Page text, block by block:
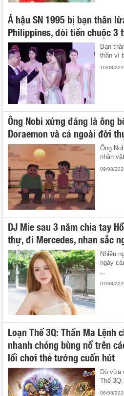
Á hậu SN 1995 bị bạn thân
Philippines, đòi tiền chuộc 3
Bạn
thần vì
10/08/
Ông Nobi xứng đáng là ông
Doraemon và cả ngoài đời
Ông
nhân
09/08/
DJ Mie sau 3 năm chia tay
thự, đi Mercedes, nhan sắc
Nhiều
ngày
07/08/
Loạn Thế 3Q: Thần Ma
nhanh chóng bùng nổ trên
lối chơi thẻ tướng cuốn hút
Dù vừa
Thế 3Q:
06/08/